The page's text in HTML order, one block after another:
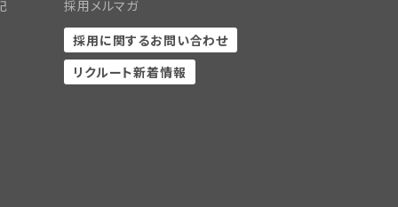
採用メルマガ
採用に関するお問い合わせ
リクルート新着情報